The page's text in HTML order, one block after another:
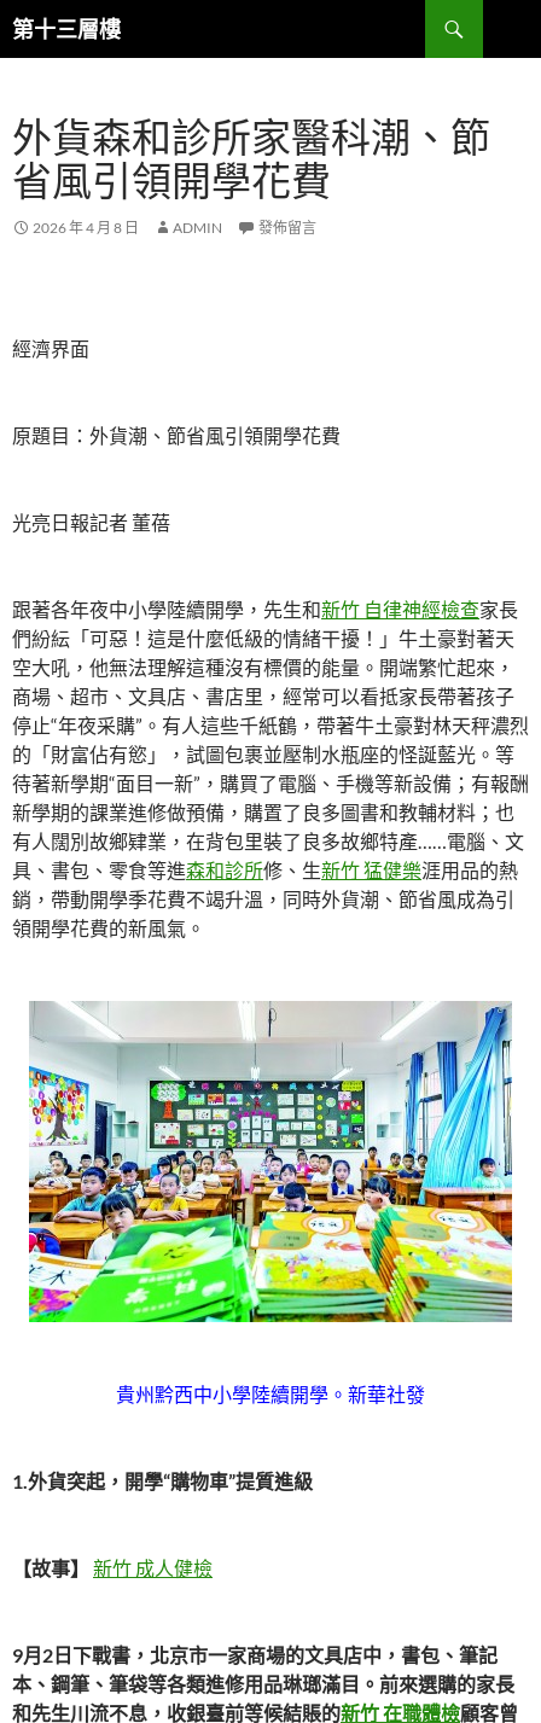
跳
至
內
容
第十三層樓
搜
尋
外貨森和診所家醫科潮、節
省風引領開學花費
2026 年 4 月 8 日 ADMIN 發佈留言
經濟界面
原題目：外貨潮、節省風引領開學花費
光亮日報記者 董蓓
跟著各年夜中小學陸續開學，先生和新竹 自律神經檢查家長
們紛紜「可惡！這是什麼低級的情緒干擾！」牛土豪對著天
空大吼，他無法理解這種沒有標價的能量。開端繁忙起來，
商場、超市、文具店、書店里，經常可以看抵家長帶著孩子
停止“年夜采購”。有人這些千紙鶴，帶著牛土豪對林天秤濃烈
的「財富佔有慾」，試圖包裹並壓制水瓶座的怪誕藍光。等
待著新學期“面目一新”，購買了電腦、手機等新設備；有報酬
新學期的課業進修做預備，購置了良多圖書和教輔材料；也
有人闊別故鄉肄業，在背包里裝了良多故鄉特產……電腦、文
具、書包、零食等進森和診所修、生新竹 猛健樂涯用品的熱
銷，帶動開學季花費不竭升溫，同時外貨潮、節省風成為引
領開學花費的新風氣。
貴州黔西中小學陸續開學。新華社發
1.外貨突起，開學“購物車”提質進級
【故事】 新竹 成人健檢
9月2日下戰書，北京市一家商場的文具店中，書包、筆記
本、鋼筆、筆袋等各類進修用品琳瑯滿目。前來選購的家長
和先生川流不息，收銀臺前等候結賬的新竹 在職體檢顧客曾